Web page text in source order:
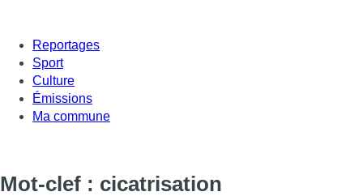
Reportages
Sport
Culture
Émissions
Ma commune
Mot-clef : cicatrisation